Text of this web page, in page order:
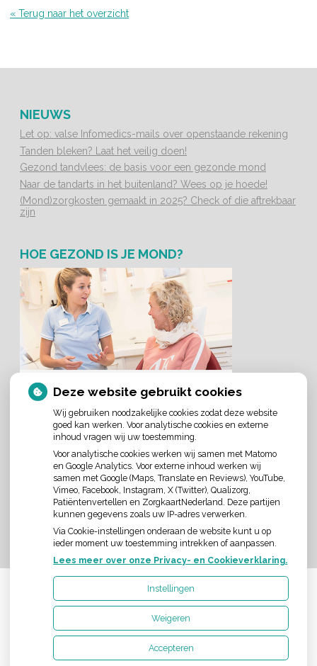
« Terug naar het overzicht
NIEUWS
Let op: valse Infomedics-mails over openstaande rekening
Tanden bleken? Laat het veilig doen!
Gezond tandvlees: de basis voor een gezonde mond
Naar de tandarts in het buitenland? Wees op je hoede!
(Mond)zorgkosten gemaakt in 2025? Check of die aftrekbaar
zijn
HOE GEZOND IS JE MOND?
AANGESLOTEN BIJ:
Uw Zorg Online|Beheer
Privacy verklaring Cookie-instellingen
Deze website gebruikt cookies
Wij gebruiken noodzakelijke cookies zodat deze website
goed kan werken. Voor analytische cookies en externe
inhoud vragen wij uw toestemming.
Voor analytische cookies werken wij samen met Matomo
en Google Analytics. Voor externe inhoud werken wij
samen met Google (Maps, Translate en Reviews), YouTube,
Vimeo, Facebook, Instagram, X (Twitter), Qualizorg,
Patiëntenvertellen en ZorgkaartNederland. Deze partijen
kunnen gegevens zoals uw IP-adres verwerken.
Via Cookie-instellingen onderaan de website kunt u op
ieder moment uw toestemming intrekken of aanpassen.
Lees meer over onze Privacy- en Cookieverklaring.
Instellingen
Weigeren
Accepteren